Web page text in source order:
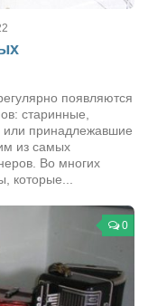
появляются
старинные,
или принадлежавшие
из самых
Во многих
которые...
0